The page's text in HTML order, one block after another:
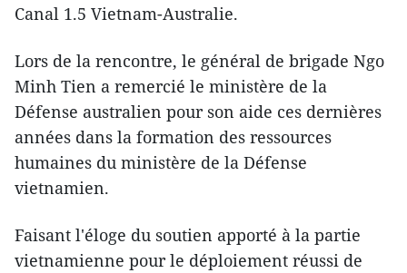
Canal 1.5 Vietnam-Australie.
Lors de la rencontre, le général de brigade Ngo
Minh Tien a remercié le ministère de la
Défense australien pour son aide ces dernières
années dans la formation des ressources
humaines du ministère de la Défense
vietnamien.
Faisant l'éloge du soutien apporté à la partie
vietnamienne pour le déploiement réussi de